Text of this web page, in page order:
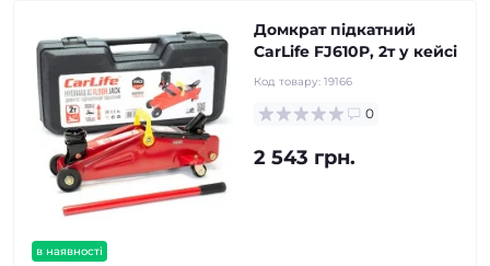
в наявності
Домкрат підкатний
CarLife FJ610P, 2т у кейсі
Код товару: 19166
0
2 543 грн.